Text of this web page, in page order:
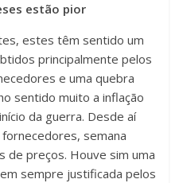
estão pior
estes têm sentido um
principalmente pelos
e uma quebra
sentido muito a inflação
da guerra. Desde aí
semana
de preços. Houve sim uma
sempre justificada pelos